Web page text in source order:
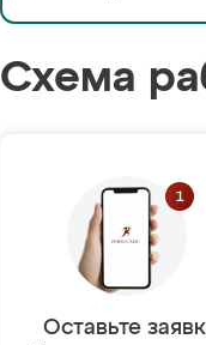
Схема
Оставьте